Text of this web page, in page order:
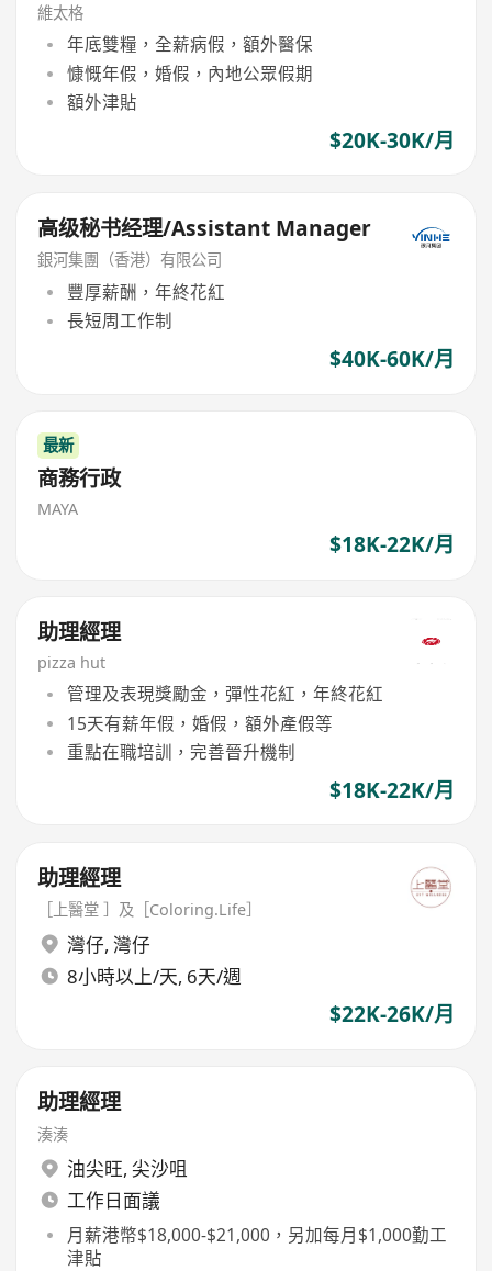
維太格
年底雙糧，全薪病假，額外醫保
慷慨年假，婚假，內地公眾假期
額外津貼
$20K-30K/月
高级秘书经理/Assistant Manager
銀河集團（香港）有限公司
豐厚薪酬，年終花紅
長短周工作制
$40K-60K/月
最新
商務行政
MAYA
$18K-22K/月
助理經理
pizza hut
管理及表現獎勵金，彈性花紅，年終花紅
15天有薪年假，婚假，額外產假等
重點在職培訓，完善晉升機制
$18K-22K/月
助理經理
［上醫堂 ］及［Coloring.Life］
灣仔, 灣仔
8小時以上/天, 6天/週
$22K-26K/月
助理經理
湊湊
油尖旺, 尖沙咀
工作日面議
月薪港幣$18,000-$21,000，另加每月$1,000勤工
津貼